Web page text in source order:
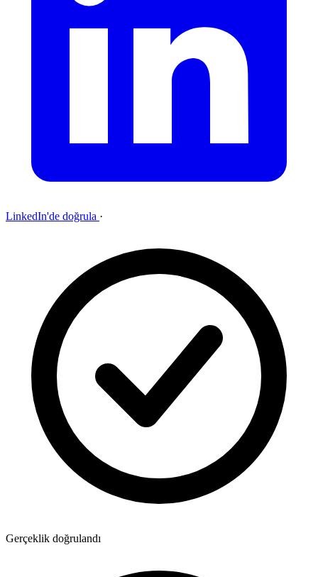
LinkedIn'de doğrula ·
Gerçeklik doğrulandı